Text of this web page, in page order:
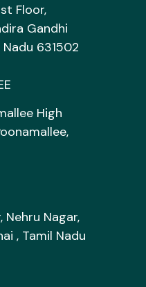
Floor,
Gandhi
631502
High
Nehru Nagar,
, Tamil Nadu